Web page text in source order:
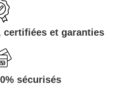
certifiées et garanties
sécurisés